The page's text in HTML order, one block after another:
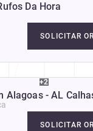
Da Hora
SOLICITAR
+2
Alagoas - AL
SOLICITAR